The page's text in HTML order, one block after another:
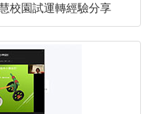
校園試運轉經驗分享